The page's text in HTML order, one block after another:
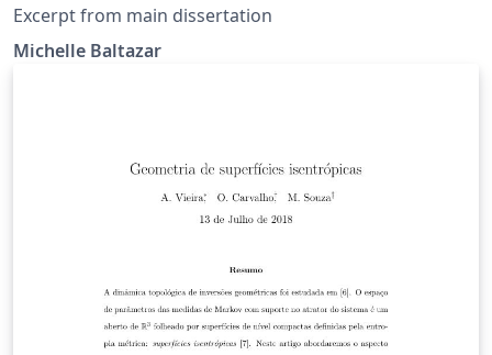
Excerpt from main dissertation
Michelle Baltazar